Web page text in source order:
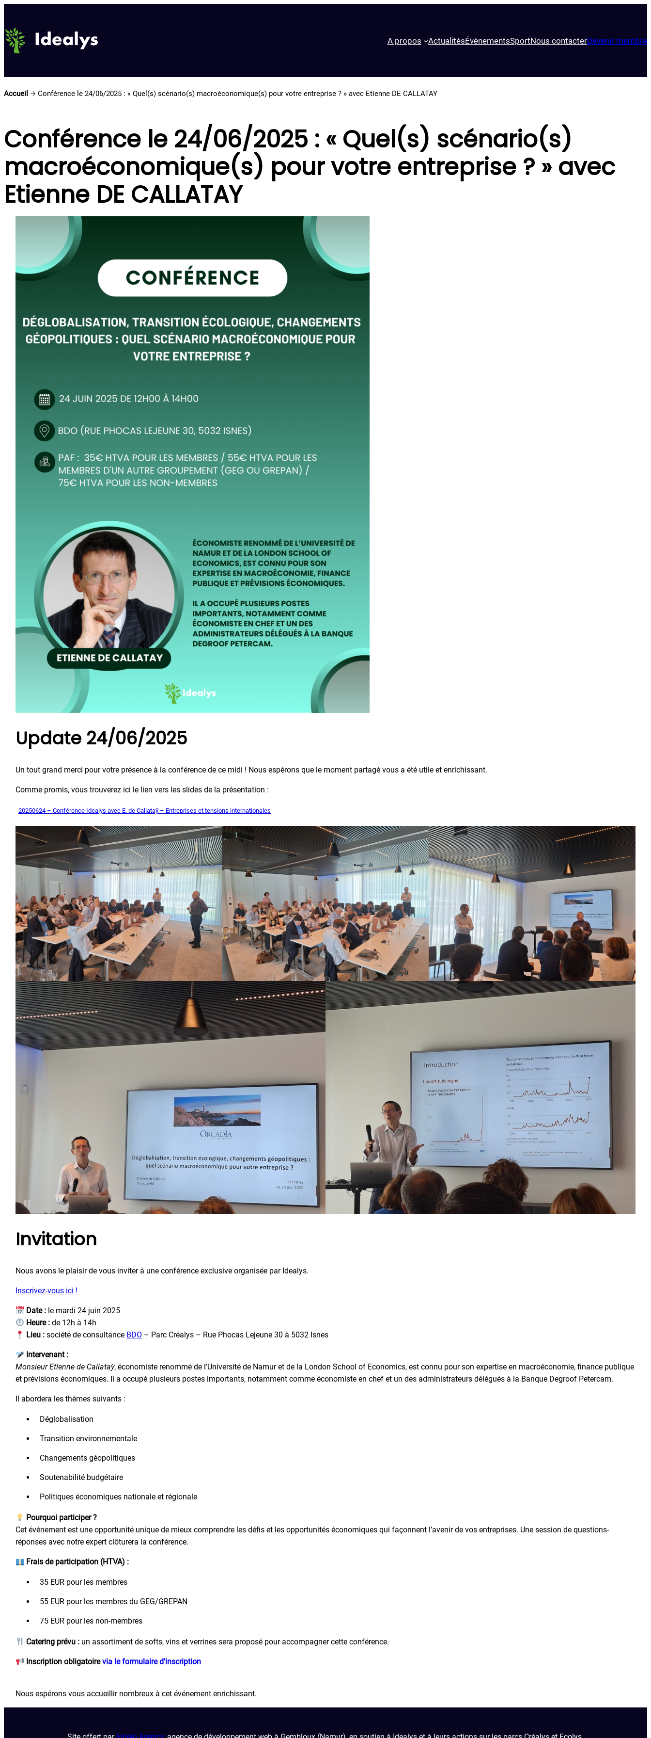
contenu
A propos ActualitésÉvènementsSportNous contacterDevenir membre
Accueil Conférence le 24/06/2025 : « Quel(s) scénario(s) macroéconomique(s) pour votre entreprise ? » avec Etienne DE CALLATAY
Conférence le 24/06/2025 : « Quel(s) scénario(s)
macroéconomique(s) pour votre entreprise ? » avec
Etienne DE CALLATAY
Update 24/06/2025
Un tout grand merci pour votre présence à la conférence de ce midi ! Nous espérons que le moment partagé vous a été utile et enrichissant.
Comme promis, vous trouverez ici le lien vers les slides de la présentation :
20250624 – Conférence Idealys avec E. de Callataÿ – Entreprises et tensions internationales
Invitation
Nous avons le plaisir de vous inviter à une conférence exclusive organisée par Idealys.
Inscrivez-vous ici !
Date : le mardi 24 juin 2025
Heure : de 12h à 14h
Lieu : société de consultance BDO – Parc Créalys – Rue Phocas Lejeune 30 à 5032 Isnes
Intervenant :
Monsieur Etienne de Callataÿ, économiste renommé de l’Université de Namur et de la London School of Economics, est connu pour son expertise en macroéconomie, finance publique
et prévisions économiques. Il a occupé plusieurs postes importants, notamment comme économiste en chef et un des administrateurs délégués à la Banque Degroof Petercam.
Il abordera les thèmes suivants :
Déglobalisation
Transition environnementale
Changements géopolitiques
Soutenabilité budgétaire
Politiques économiques nationale et régionale
Pourquoi participer ?
Cet événement est une opportunité unique de mieux comprendre les défis et les opportunités économiques qui façonnent l’avenir de vos entreprises. Une session de questions-
réponses avec notre expert clôturera la conférence.
Frais de participation (HTVA) :
35 EUR pour les membres
55 EUR pour les membres du GEG/GREPAN
75 EUR pour les non-membres
Catering prévu : un assortiment de softs, vins et verrines sera proposé pour accompagner cette conférence.
Inscription obligatoirevia le formulaire d’inscription
Nous espérons vous accueillir nombreux à cet événement enrichissant.